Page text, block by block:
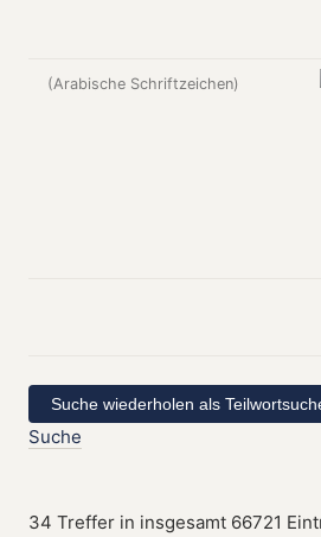
(Arabische Schriftzeichen)
Suche
34 Treffer in insgesamt 66721